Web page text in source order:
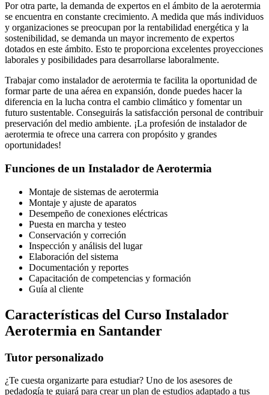
Por otra parte, la demanda de expertos en el ámbito de la aerotermia
se encuentra en constante crecimiento. A medida que más individuos
y organizaciones se preocupan por la rentabilidad energética y la
sostenibilidad, se demanda un mayor incremento de expertos
dotados en este ámbito. Esto te proporciona excelentes proyecciones
laborales y posibilidades para desarrollarse laboralmente.
Trabajar como instalador de aerotermia te facilita la oportunidad de
formar parte de una aérea en expansión, donde puedes hacer la
diferencia en la lucha contra el cambio climático y fomentar un
futuro sustentable. Conseguirás la satisfacción personal de contribuir
preservación del medio ambiente. ¡La profesión de instalador de
aerotermia te ofrece una carrera con propósito y grandes
oportunidades!
Funciones de un Instalador de Aerotermia
Montaje de sistemas de aerotermia
Montaje y ajuste de aparatos
Desempeño de conexiones eléctricas
Puesta en marcha y testeo
Conservación y correción
Inspección y análisis del lugar
Elaboración del sistema
Documentación y reportes
Capacitación de competencias y formación
Guía al cliente
Características del Curso Instalador
Aerotermia en Santander
Tutor personalizado
¿Te cuesta organizarte para estudiar? Uno de los asesores de
pedadogía te guiará para crear un plan de estudios adaptado a tus